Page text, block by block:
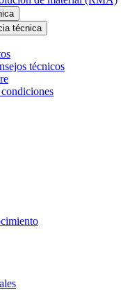
técnica
técnicos